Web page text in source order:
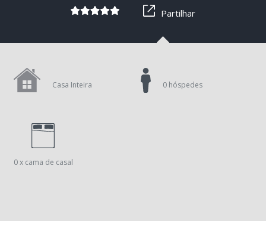
Partilhar
Casa Inteira
0 x cama de casal
0 hóspedes